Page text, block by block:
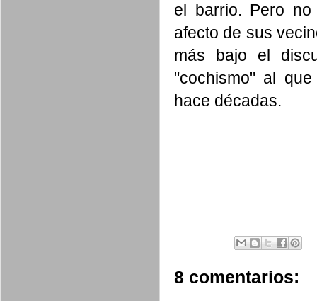
el barrio. Pero
afecto de sus
más bajo el
"cochismo" al
hace décadas.
8 comentarios: